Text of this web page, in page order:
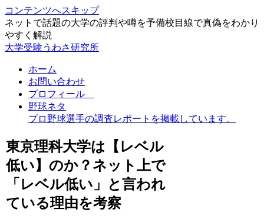
コンテンツへスキップ
ネットで話題の大学の評判や噂を予備校目線で真偽をわかり
やすく解説
大学受験うわさ研究所
ホーム
お問い合わせ
プロフィール
野球ネタ
プロ野球選手の調査レポートを掲載しています。
東京理科大学は【レベル
低い】のか？ネット上で
「レベル低い」と言われ
ている理由を考察